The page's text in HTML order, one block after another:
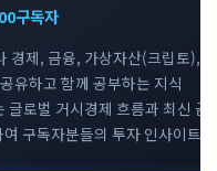
구독자
경제, 금융, 가상자산(크립토),
유하고 함께 공부하는 지식
글로벌 거시경제 흐름과 최신 금
구독자분들의 투자 인사이트